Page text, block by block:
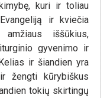
kuri ir toliau
ir kviečia
iššūkius,
gyvenimo ir
ir šiandien yra
žengti kūrybiškus
tokių skirtingų